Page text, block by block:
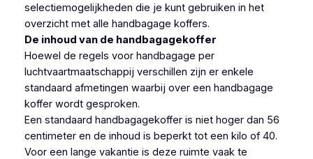
selectiemogelijkheden die je kunt gebruiken in het
overzicht met alle handbagage koffers.
De inhoud van de handbagagekoffer
Hoewel de regels voor handbagage per
luchtvaartmaatschappij verschillen zijn er enkele
standaard afmetingen waarbij over een handbagage
koffer wordt gesproken.
Een standaard handbagagekoffer is niet hoger dan 56
centimeter en de inhoud is beperkt tot een kilo of 40.
Voor een lange vakantie is deze ruimte vaak te